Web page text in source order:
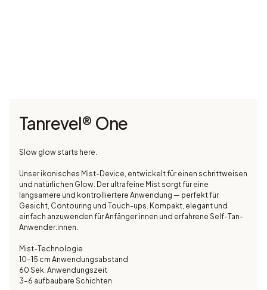
Tanrevel® One
Slow glow starts here.
Unser ikonisches Mist-Device, entwickelt für einen schrittweisen
und natürlichen Glow. Der ultrafeine Mist sorgt für eine
langsamere und kontrolliertere Anwendung — perfekt für
Gesicht, Contouring und Touch-ups. Kompakt, elegant und
einfach anzuwenden für Anfänger:innen und erfahrene Self-Tan-
Anwender:innen.
Mist-Technologie
10–15 cm Anwendungsabstand
60 Sek. Anwendungszeit
3–6 aufbaubare Schichten